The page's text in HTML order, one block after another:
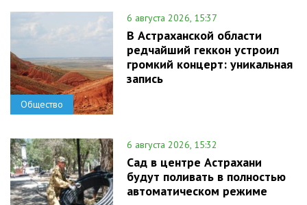
Общество
6 августа 2026, 15:37
В Астраханской области
редчайший геккон устроил
громкий концерт: уникальная
запись
6 августа 2026, 15:32
Сад в центре Астрахани
будут поливать в полностью
автоматическом режиме